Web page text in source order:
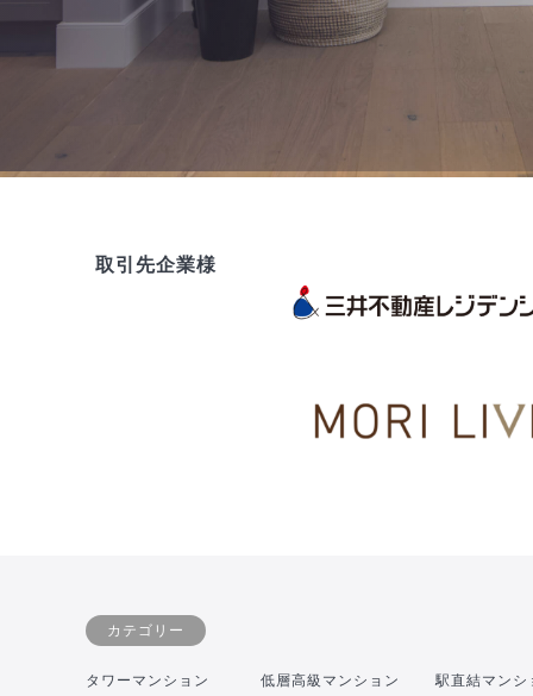
取引先企業様
カテゴリー
タワーマンション 低層高級マンション 駅直結マンシ